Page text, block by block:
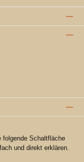
folgende Schaltfläche
und direkt erklären.